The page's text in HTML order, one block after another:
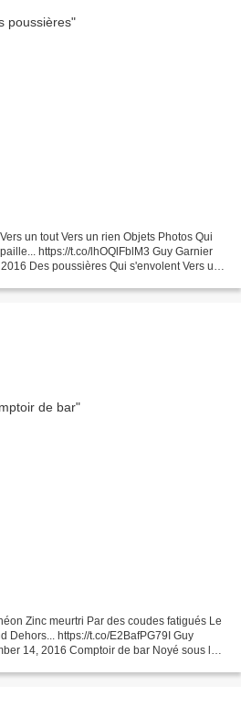
un tout Vers un rien Objets Photos Qui
https://t.co/lhOQlFblM3 Guy Garnier
Des poussières Qui s'envolent Vers un
Zinc meurtri Par des coudes fatigués Le
Dehors... https://t.co/E2BafPG79I Guy
14, 2016 Comptoir de bar Noyé sous le